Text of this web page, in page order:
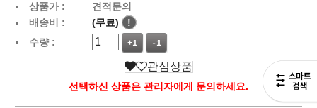
상품가 :
견적문의
배송비 :
(무료)
!
수량 :
+1 -1
관심상품
선택하신 상품은 관리자에게 문의하세요.